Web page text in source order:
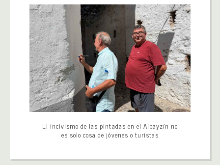
El incivismo de las pintadas en el Albayzín no
es solo cosa de jóvenes o turistas